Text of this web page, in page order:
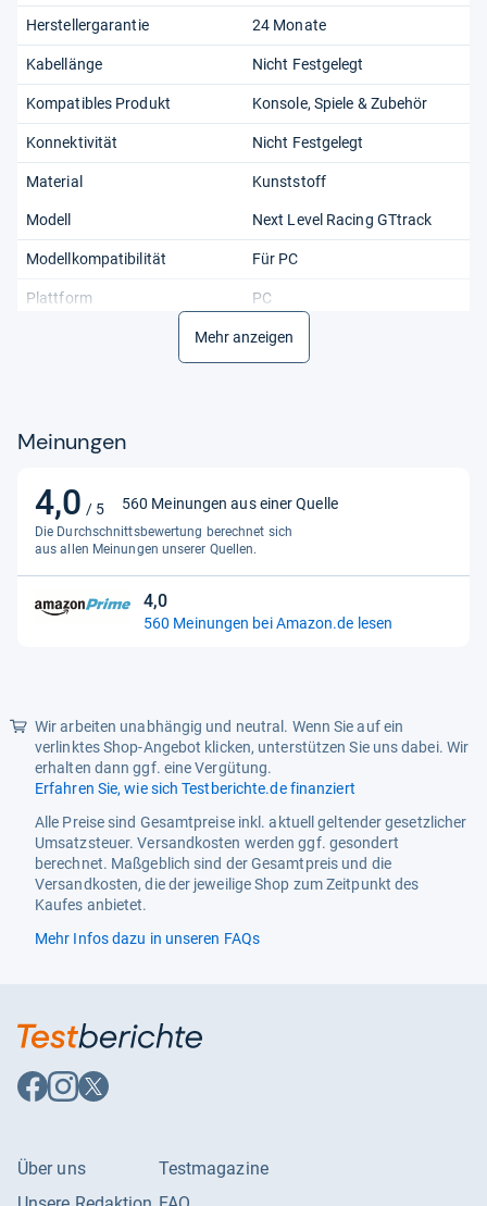
Herstellergarantie 24 Monate
Kabellänge Nicht Festgelegt
Kompatibles Produkt Konsole, Spiele & Zubehör
Konnektivität Nicht Festgelegt
Material Kunststoff
Modell Next Level Racing GTtrack
Modellkompatibilität Für PC
Plattform PC
Simulator
Mehr anzeigen
Meinungen
4,0 / 5
4,0
von
5
Sternen
560 Meinungen aus einer Quelle
Die Durchschnittsbewertung berechnet sich
aus allen Meinungen unserer Quellen.
4,0
4,0
von
560 Meinungen bei Amazon.de lesen
Wir arbeiten unabhängig und neutral. Wenn Sie auf ein
verlinktes Shop-Angebot klicken, unterstützen Sie uns dabei. Wir
erhalten dann ggf. eine Vergütung.
Erfahren Sie, wie sich Testberichte.de finanziert
Alle Preise sind Gesamtpreise inkl. aktuell geltender gesetzlicher
Umsatzsteuer. Versandkosten werden ggf. gesondert
berechnet. Maßgeblich sind der Gesamtpreis und die
Versandkosten, die der jeweilige Shop zum Zeitpunkt des
Kaufes anbietet.
Mehr Infos dazu in unseren FAQs
Auf
Facebook
Auf
Instagram
Auf
X
Über uns
Testmagazine